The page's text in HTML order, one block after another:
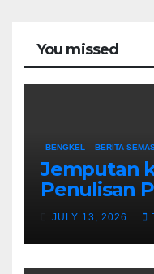
You missed
BENGKEL BERITA
Jemputan
Penulisan
Program
Falsafah
JULY 13, 2026